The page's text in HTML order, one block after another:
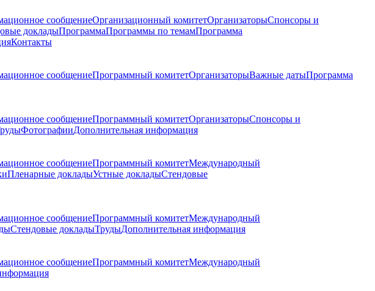
сообщениеОрганизационный комитетОрганизаторыСпонсоры и
докладыПрограммаПрограммы по темамПрограмма
Контакты
сообщениеПрограммный комитетОрганизаторыВажные датыПрограмма
сообщениеПрограммный комитетОрганизаторыСпонсоры и
ФотографииДополнительная информация
сообщениеПрограммный комитетМеждународный
Пленарные докладыУстные докладыСтендовые
сообщениеПрограммный комитетМеждународный
Стендовые докладыТрудыДополнительная информация
сообщениеПрограммный комитетМеждународный